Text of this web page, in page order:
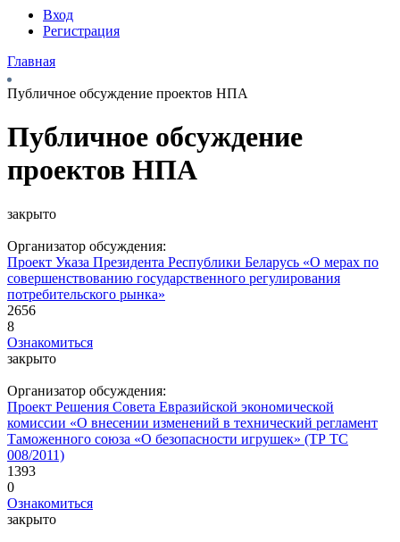
Вход
Регистрация
Главная
Публичное обсуждение проектов НПА
Публичное обсуждение
проектов НПА
закрыто
Организатор обсуждения:
Проект Указа Президента Республики Беларусь «О мерах по
совершенствованию государственного регулирования
потребительского рынка»
2656
8
Ознакомиться
закрыто
Организатор обсуждения:
Проект Решения Совета Евразийской экономической
комиссии «О внесении изменений в технический регламент
Таможенного союза «О безопасности игрушек» (ТР ТС
008/2011)
1393
0
Ознакомиться
закрыто